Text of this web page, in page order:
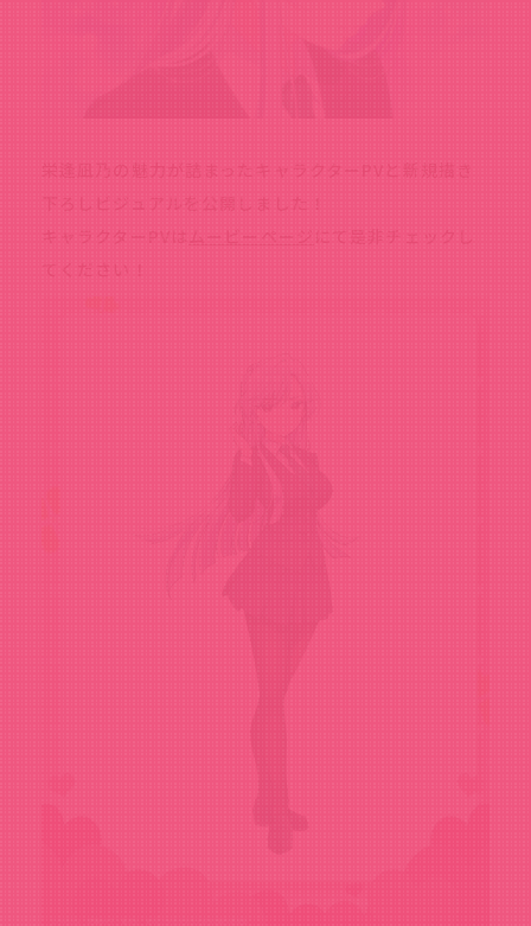
栄逢凪乃の魅力が詰まったキャラクターPVと新規描き
下ろしビジュアルを公開しました！
キャラクターPVは ムービーページ にて是非チェックし
てください！